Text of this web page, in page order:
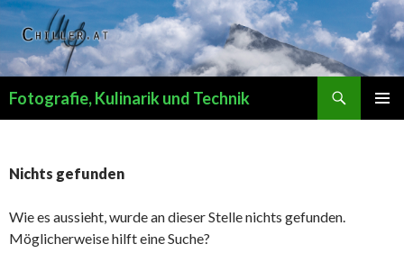
Fotografie, Kulinarik und Technik
Nichts gefunden
Wie es aussieht, wurde an dieser Stelle nichts gefunden.
Möglicherweise hilft eine Suche?